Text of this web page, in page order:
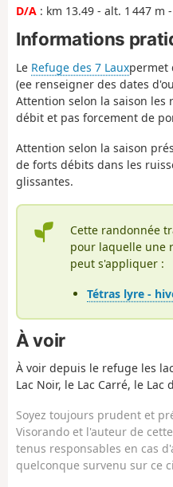
D/A : km 13.49 - alt. 1 447 m
Informations
Le Refuge des 7 Lauxpermet
(ee renseigner des dates
Attention selon la saison
débit et pas forcement de
Attention selon la saison
de forts débits dans les
glissantes.
Cette randonnée
pour laquelle une
peut s'appliquer :
Tétras lyre -
À voir
À voir depuis le refuge les
Lac Noir, le Lac Carré, le
Soyez toujours prudent et
Visorando et l'auteur de
tenus responsables en cas
quelconque survenu sur ce